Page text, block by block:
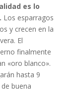
es lo
Los esparragos
y crecen en la
El
finalmente
«oro blanco».
hasta 9
buena